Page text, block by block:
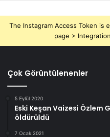
The Instagram Access Token is
page >
Çok Görüntülenenler
5 Eylül 2020
Eski Keşan Vaizesi Özlem
öldürüldü
7 Ocak 2021